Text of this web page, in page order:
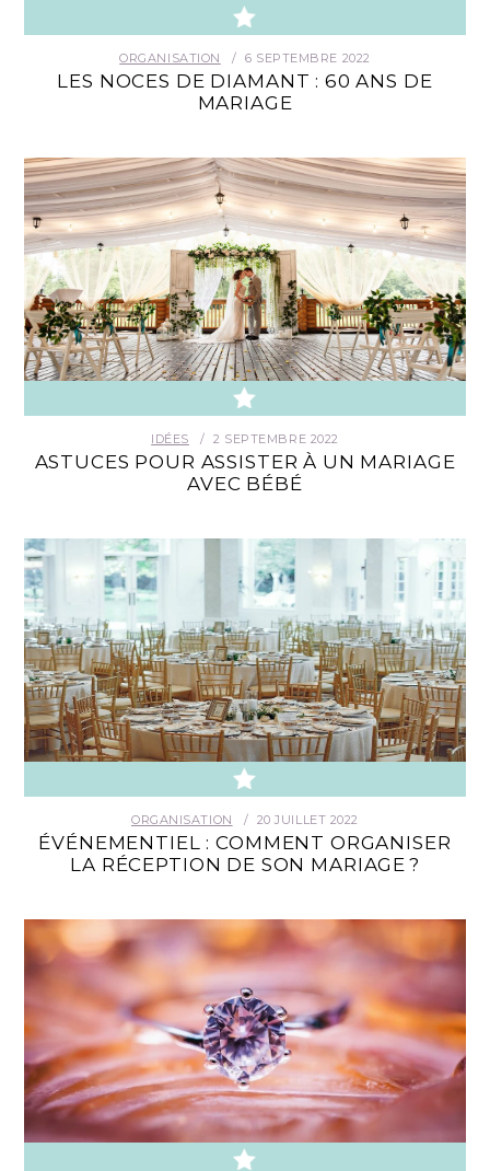
ORGANISATION 6 SEPTEMBRE 2022
LES NOCES DE DIAMANT : 60 ANS DE
MARIAGE
IDÉES 2 SEPTEMBRE 2022
ASTUCES POUR ASSISTER À UN MARIAGE
AVEC BÉBÉ
ORGANISATION 20 JUILLET 2022
ÉVÉNEMENTIEL : COMMENT ORGANISER
LA RÉCEPTION DE SON MARIAGE ?